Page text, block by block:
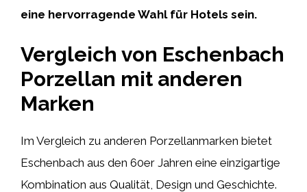
eine hervorragende Wahl für Hotels sein.
Vergleich von Eschenbach
Porzellan mit anderen
Marken
Im Vergleich zu anderen Porzellanmarken bietet
Eschenbach aus den 60er Jahren eine einzigartige
Kombination aus Qualität, Design und Geschichte.